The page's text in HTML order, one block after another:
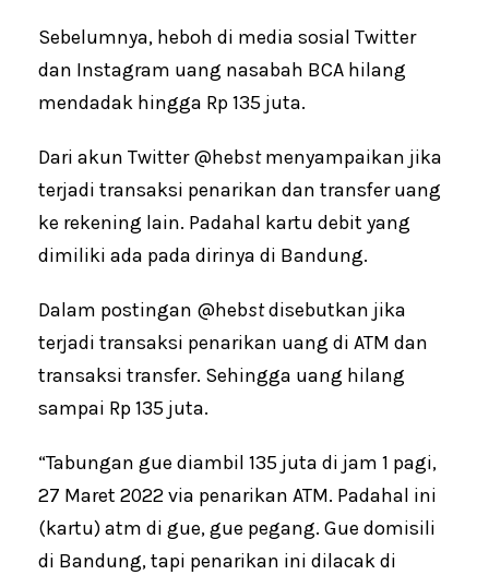
Sebelumnya, heboh di media sosial Twitter
dan Instagram uang nasabah BCA hilang
mendadak hingga Rp 135 juta.
Dari akun Twitter @hebstmenyampaikan jika
terjadi transaksi penarikan dan transfer uang
ke rekening lain. Padahal kartu debit yang
dimiliki ada pada dirinya di Bandung.
Dalam postingan @hebstdisebutkan jika
terjadi transaksi penarikan uang di ATM dan
transaksi transfer. Sehingga uang hilang
sampai Rp 135 juta.
“Tabungan gue diambil 135 juta di jam 1 pagi,
27 Maret 2022 via penarikan ATM. Padahal ini
(kartu) atm di gue, gue pegang. Gue domisili
di Bandung, tapi penarikan ini dilacak di